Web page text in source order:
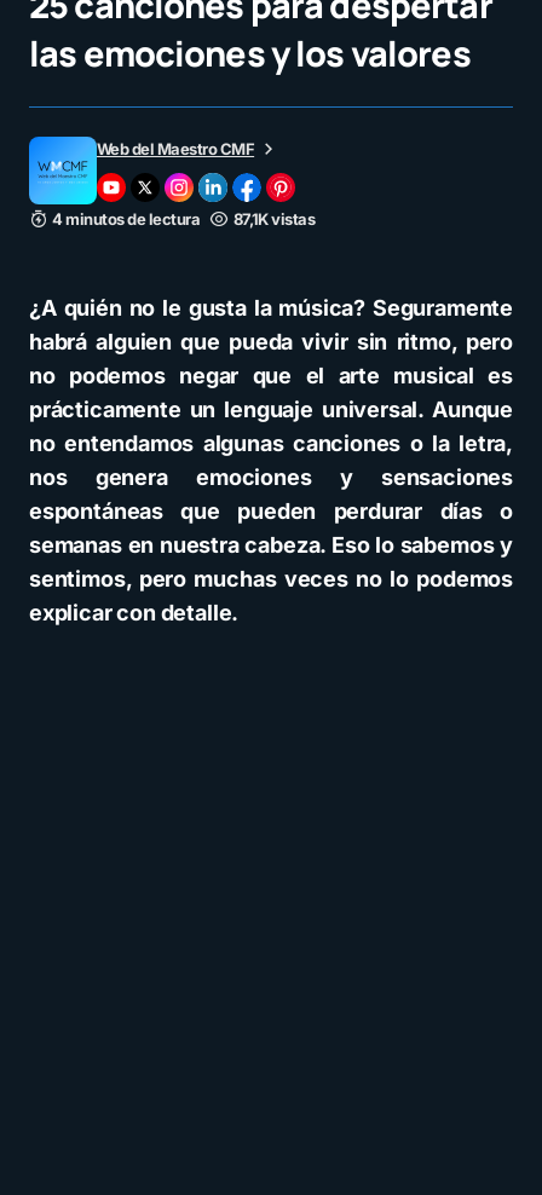
las emociones y los valores
Web del Maestro CMF
4 minutos de lectura 87,1K vistas
¿A quién no le gusta la música? Seguramente
habrá alguien que pueda vivir sin ritmo, pero
no podemos negar que el arte musical es
prácticamente un lenguaje universal. Aunque
no entendamos algunas canciones o la letra,
nos genera emociones y sensaciones
espontáneas que pueden perdurar días o
semanas en nuestra cabeza. Eso lo sabemos y
sentimos, pero muchas veces no lo podemos
explicar con detalle.